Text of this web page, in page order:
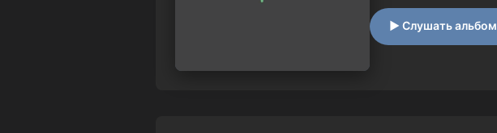
▶ Слушать альбом